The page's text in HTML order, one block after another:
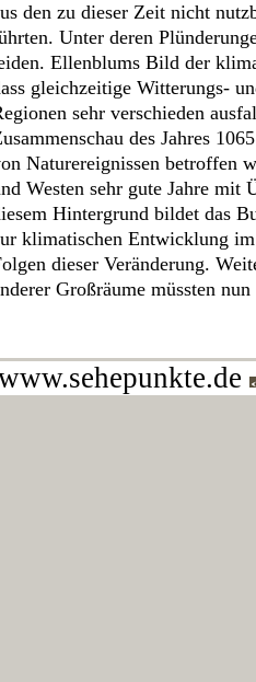
den zu dieser Zeit nicht
Unter deren
Ellenblums Bild der
gleichzeitige Witterungs-
sehr verschieden
des Jahres
Naturereignissen betroffen
Westen sehr gute Jahre mit
Hintergrund bildet das
klimatischen Entwicklung
dieser Veränderung.
Großräume müssten